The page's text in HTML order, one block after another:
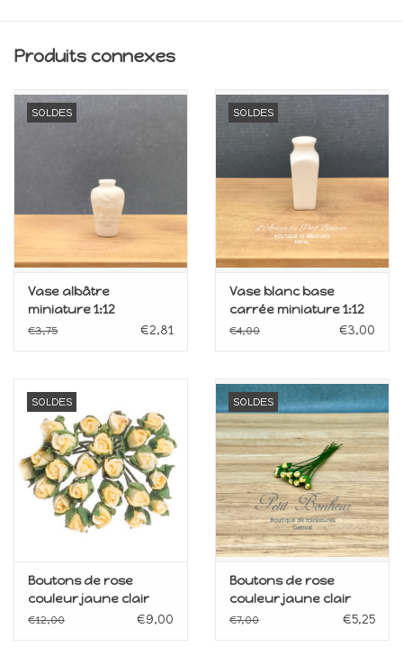
Produits connexes
SOLDES
Vase albâtre
miniature 1:12
€3,75 €2,81
SOLDES
Vase blanc base
carrée miniature 1:12
€4,00 €3,00
SOLDES
Boutons de rose
couleur jaune clair
(24) miniature 1:12
€12,00 €9,00
SOLDES
Boutons de rose
couleur jaune clair
(12) miniature 1:12
€7,00 €5,25